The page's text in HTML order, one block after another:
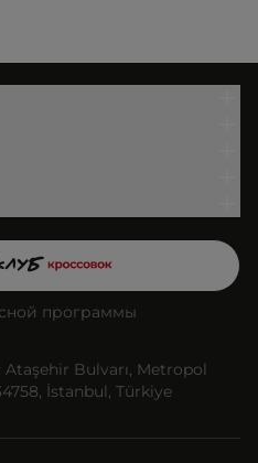
программы
Bulvarı, Metropol
İstanbul, Türkiye